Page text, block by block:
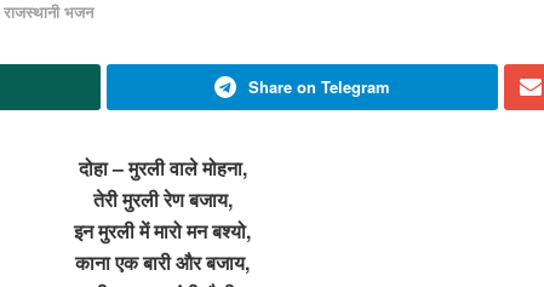
राजस्थानी भजन
Share on Telegram
‍दोहा – मुरली वाले मोहना,
तेरी मुरली रेण बजाय,
इन मुरली में मारो मन बश्यो,
काना एक बारी और बजाय,